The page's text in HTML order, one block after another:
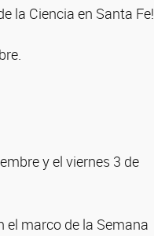
la Ciencia en Santa Fe!
y el viernes 3 de
el marco de la Semana